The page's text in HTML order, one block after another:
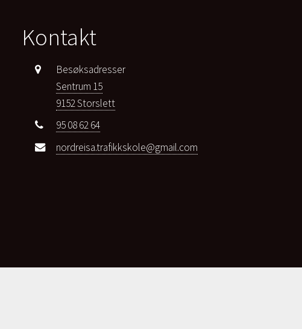
Kontakt
Besøksadresser
Sentrum 15
9152 Storslett
95 08 62 64
nordreisa.trafikkskole@gmail.com